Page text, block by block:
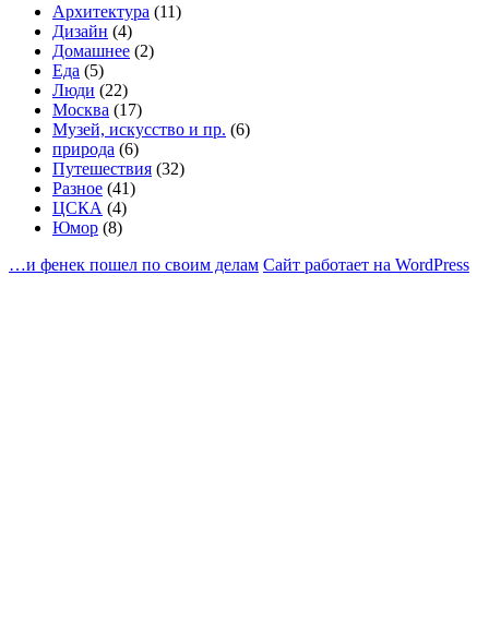
Архитектура (11)
Дизайн (4)
Домашнее (2)
Еда (5)
Люди (22)
Москва (17)
Музей, искусство и пр. (6)
природа (6)
Путешествия (32)
Разное (41)
ЦСКА (4)
Юмор (8)
…и фенек пошел по своим делам Сайт работает на WordPress